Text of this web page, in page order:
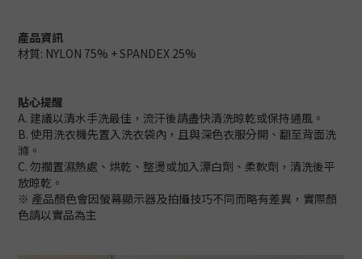
產品資訊
材質: NYLON 75% + SPANDEX 25%
貼心提醒
A. 建議以清水手洗最佳，流汗後請盡快清洗晾乾或保持通風。
B. 使用洗衣機先置入洗衣袋內，且與深色衣服分開、翻至背面洗
滌。
C. 勿擱置濕熱處、烘乾、整燙或加入漂白劑、柔軟劑，清洗後平
放晾乾。
※ 產品顏色會因螢幕顯示器及拍攝技巧不同而略有差異，實際顏
色請以實品為主